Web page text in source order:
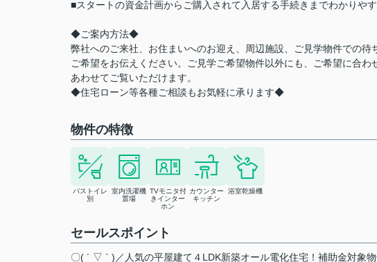
■スタートの資金計画からご購入されて入居する手続きまでわかりや
◆ご案内方法◆
弊社へのご来社、お住まいへのお迎え、周辺施設、ご見学物件での待
ご希望をお伝えください。ご見学ご希望物件以外にも、ご希望に合わ
あわせてご覧いただけます。
◆住宅ローン等各種ご相談もお気軽に承ります◆
物件の特徴
バストイレ
別
室内洗濯機
置場
TVモニタ付
きインター
ホン
カウンター
キッチン
浴室乾燥機
セールスポイント
〇( ´ ▽ ` )／人気の平屋建て４LDK新築オール電化住宅！補助金対象